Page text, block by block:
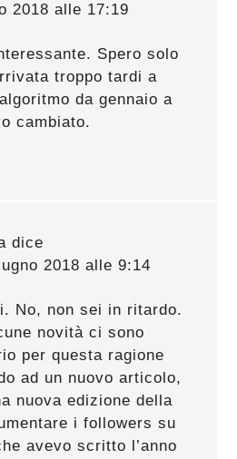
2018 alle 17:19
Spero solo
troppo tardi a
da gennaio a
cambiato.
dice
2018 alle 9:14
No, non sei in ritardo.
novità ci sono
per questa ragione
ad un nuovo articolo,
nuova edizione della
i followers su
avevo scritto l’anno